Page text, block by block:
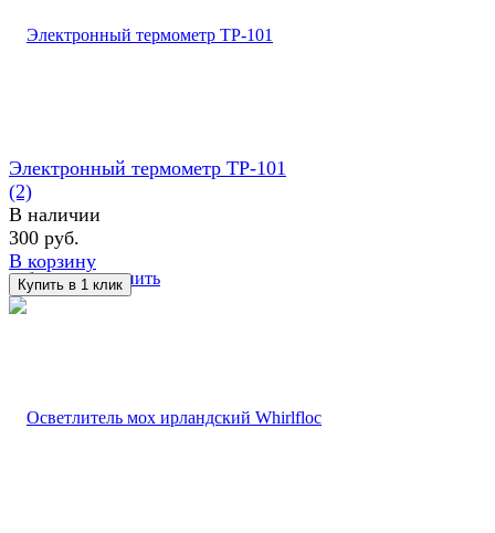
избранное сравнить
Электронный термометр TP-101
(2)
В наличии
300 руб.
В корзину